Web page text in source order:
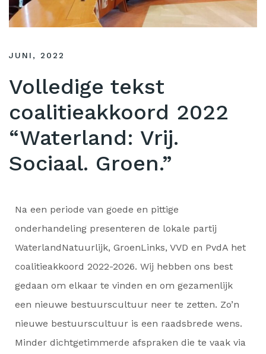
JUNI, 2022
Volledige tekst
coalitieakkoord 2022
“Waterland: Vrij.
Sociaal. Groen.”
Na een periode van goede en pittige
onderhandeling presenteren de lokale partij
WaterlandNatuurlijk, GroenLinks, VVD en PvdA het
coalitieakkoord 2022-2026. Wij hebben ons best
gedaan om elkaar te vinden en om gezamenlijk
een nieuwe bestuurscultuur neer te zetten. Zo’n
nieuwe bestuurscultuur is een raadsbrede wens.
Minder dichtgetimmerde afspraken die te vaak via